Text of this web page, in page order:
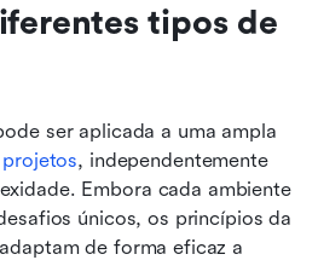
tipos de
ser aplicada a uma ampla
, independentemente
Embora cada ambiente
únicos, os princípios da
de forma eficaz a